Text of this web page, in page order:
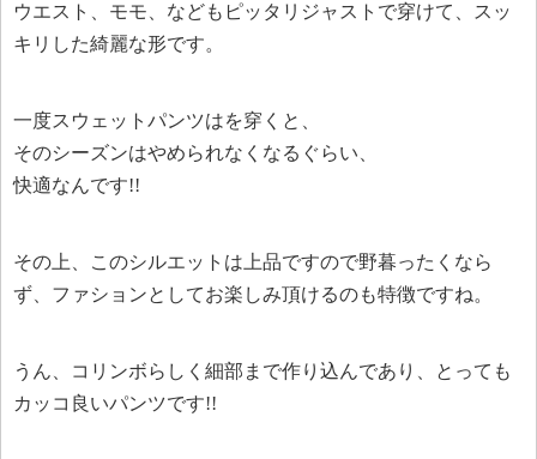
ウエスト、モモ、などもピッタリジャストで穿けて、スッ
キリした綺麗な形です。
一度スウェットパンツはを穿くと、
そのシーズンはやめられなくなるぐらい、
快適なんです!!
その上、このシルエットは上品ですので野暮ったくなら
ず、ファションとしてお楽しみ頂けるのも特徴ですね。
うん、コリンボらしく細部まで作り込んであり、とっても
カッコ良いパンツです!!